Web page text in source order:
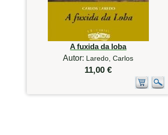
A fuxida da loba
Autor: Laredo, Carlos
11,00 €